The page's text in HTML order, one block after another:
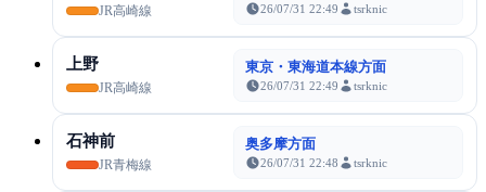
JR高崎線 26/07/31 22:49 tsrknic
上野
JR高崎線
東京・東海道本線方面
26/07/31 22:49 tsrknic
石神前
JR青梅線
奥多摩方面
26/07/31 22:48 tsrknic